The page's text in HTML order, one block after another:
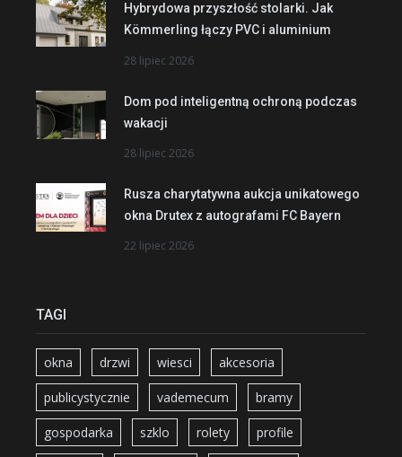
Hybrydowa przyszłość stolarki. Jak
Kömmerling łączy PVC i aluminium
28 lipiec 2026
Dom pod inteligentną ochroną podczas
wakacji
28 lipiec 2026
Rusza charytatywna aukcja unikatowego
okna Drutex z autografami FC Bayern
22 lipiec 2026
TAGI
okna drzwi wiesci akcesoria
publicystycznie vademecum bramy
gospodarka szklo rolety profile